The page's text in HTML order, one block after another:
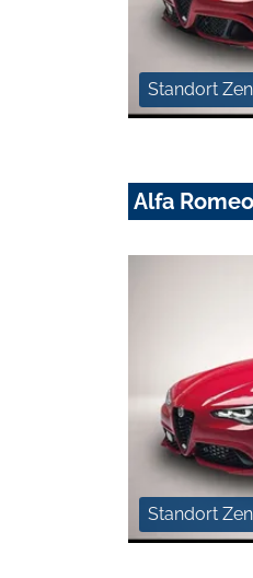
Standort
Alfa Romeo
Standort